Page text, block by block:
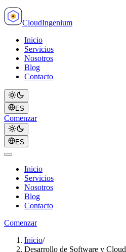
CloudIngenium
Inicio
Servicios
Nosotros
Blog
Contacto
ES
Comenzar
ES
Inicio
Servicios
Nosotros
Blog
Contacto
Comenzar
Inicio/
Desarrollo de Software y Cloud